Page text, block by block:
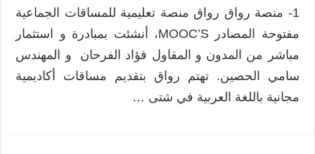
1- منصة رواق رواق منصة تعليمية للمساقات الجماعية
مفتوحة المصادر MOOC’S، أنشئت بمبادرة و استثمار
مباشر من المدون و المقاول فؤاد الفرحان و المهندس
سامي الحصين. تهتم رواق بتقديم مساقات أكاديمية
مجانية باللغة العربية في شتى …